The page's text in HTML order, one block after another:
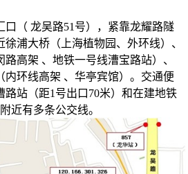
口（ 龙吴路51号），紧靠龙耀路隧
浦大桥（上海植物园、外环线）、
高架 、地铁一号线漕宝路站）、
内环线高架 、华亭宾馆）。交通便
路站（距1号出口70米）和在建地铁
近有多条公交线。